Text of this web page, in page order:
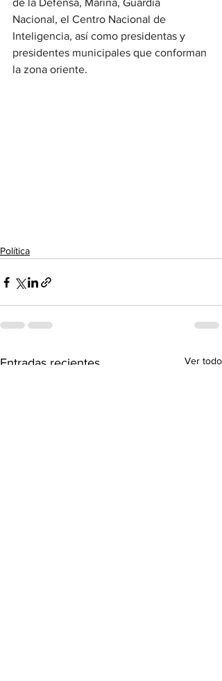
de la Defensa, Marina, Guardia
Nacional, el Centro Nacional de
Inteligencia, así como presidentas y
presidentes municipales que conforman
la zona oriente.
Política
Entradas recientes Ver todo